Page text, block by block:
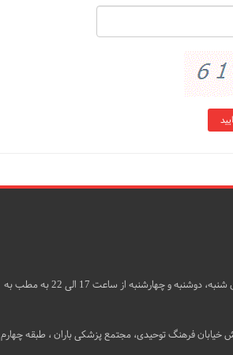
مراجعین محترم می توانند روزهای شنبه، دوشنبه و چهارشنبه از ساعت 17 الی 22 به مطب به
خیابان فرهنگ توحیدی، مجتمع پزشکی باران ، طبقه چهارم